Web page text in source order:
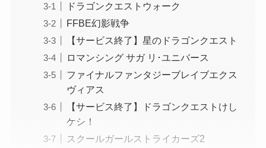
ドラゴンクエストウォーク
FFBE幻影戦争
【サービス終了】星のドラゴンクエスト
ロマンシング サガ リ･ユニバース
ファイナルファンタジーブレイブエクス
ヴィアス
【サービス終了】ドラゴンクエストけし
ケシ！
スクールガールストライカーズ2